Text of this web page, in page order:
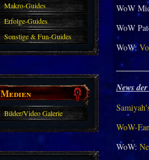
Makro-Guides
Erfolge-Guides
Sonstige & Fun-Guides
Medien
Bilder/Video Galerie
WoW
WoW
WoW:
News
WoW-
WoW: